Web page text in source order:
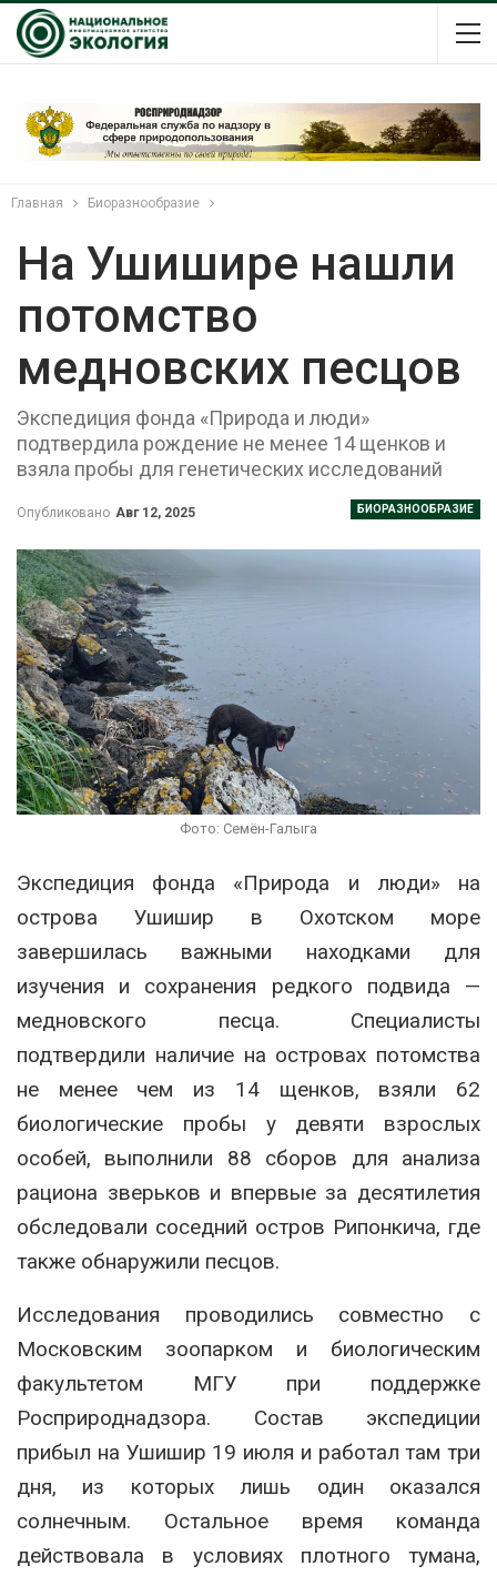
Главная Биоразнообразие
На Ушишире нашли
потомство
медновских песцов
Экспедиция фонда «Природа и люди»
подтвердила рождение не менее 14 щенков и
взяла пробы для генетических исследований
БИОРАЗНООБРАЗИЕ
Опубликовано Авг 12, 2025
Фото: Семён-Галыга
Экспедиция фонда «Природа и люди» на
острова Ушишир в Охотском море
завершилась важными находками для
изучения и сохранения редкого подвида —
медновского песца. Специалисты
подтвердили наличие на островах потомства
не менее чем из 14 щенков, взяли 62
биологические пробы у девяти взрослых
особей, выполнили 88 сборов для анализа
рациона зверьков и впервые за десятилетия
обследовали соседний остров Рипонкича, где
также обнаружили песцов.
Исследования проводились совместно с
Московским зоопарком и биологическим
факультетом МГУ при поддержке
Росприроднадзора. Состав экспедиции
прибыл на Ушишир 19 июля и работал там три
дня, из которых лишь один оказался
солнечным. Остальное время команда
действовала в условиях плотного тумана,